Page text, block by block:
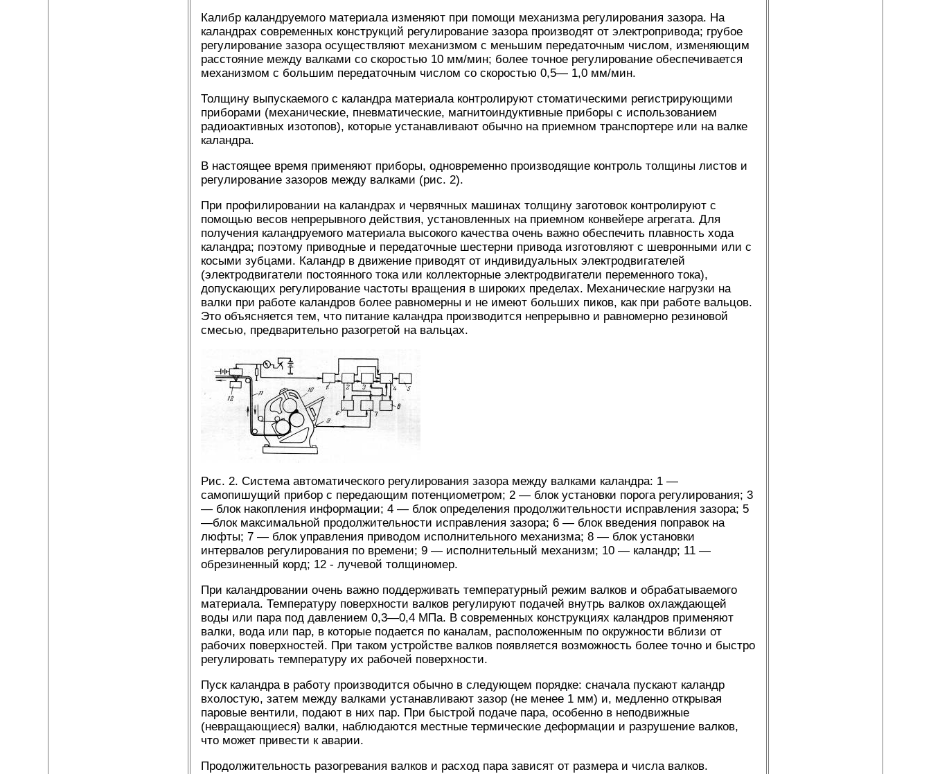
Калибр каландруемого материала изменяют при помощи механизма регулирования зазора. На
каландрах современных конструкций регулирование зазора производят от электропривода; грубое
регулирование зазора осуществляют механизмом с меньшим передаточным числом, изменяющим
расстояние между валками со скоростью 10 мм/мин; более точное регулирование обеспечивается
механизмом с большим передаточным числом со скоростью 0,5— 1,0 мм/мин.
Толщину выпускаемого с каландра материала контролируют стоматическими регистрирующими
приборами (механические, пневматические, магнитоиндуктивные приборы с использованием
радиоактивных изотопов), которые устанавливают обычно на приемном транспортере или на валке
каландра.
В настоящее время применяют приборы, одновременно производящие контроль толщины листов и
регулирование зазоров между валками (рис. 2).
При профилировании на каландрах и червячных машинах толщину заготовок контролируют с
помощью весов непрерывного действия, установленных на приемном конвейере агрегата. Для
получения каландруемого материала высокого качества очень важно обеспечить плавность хода
каландра; поэтому приводные и передаточные шестерни привода изготовляют с шевронными или с
косыми зубцами. Каландр в движение приводят от индивидуальных электродвигателей
(электродвигатели постоянного тока или коллекторные электродвигатели переменного тока),
допускающих регулирование частоты вращения в широких пределах. Механические нагрузки на
валки при работе каландров более равномерны и не имеют больших пиков, как при работе вальцов.
Это объясняется тем, что питание каландра производится непрерывно и равномерно резиновой
смесью, предварительно разогретой на вальцах.
Рис. 2. Система автоматического регулирования зазора между валками каландра: 1 —
самопишущий прибор с передающим потенциометром; 2 — блок установки порога регулирования; 3
— блок накопления информации; 4 — блок определения продолжительности исправления зазора; 5
—блок максимальной продолжительности исправления зазора; 6 — блок введения поправок на
люфты; 7 — блок управления приводом исполнительного механизма; 8 — блок установки
интервалов регулирования по времени; 9 — исполнительный механизм; 10 — каландр; 11 —
обрезиненный корд; 12 - лучевой толщиномер.
При каландровании очень важно поддерживать температурный режим валков и обрабатываемого
материала. Температуру поверхности валков регулируют подачей внутрь валков охлаждающей
воды или пара под давлением 0,3—0,4 МПа. В современных конструкциях каландров применяют
валки, вода или пар, в которые подается по каналам, расположенным по окружности вблизи от
рабочих поверхностей. При таком устройстве валков появляется возможность более точно и быстро
регулировать температуру их рабочей поверхности.
Пуск каландра в работу производится обычно в следующем порядке: сначала пускают каландр
вхолостую, затем между валками устанавливают зазор (не менее 1 мм) и, медленно открывая
паровые вентили, подают в них пар. При быстрой подаче пара, особенно в неподвижные
(невращающиеся) валки, наблюдаются местные термические деформации и разрушение валков,
что может привести к аварии.
Продолжительность разогревания валков и расход пара зависят от размера и числа валков.